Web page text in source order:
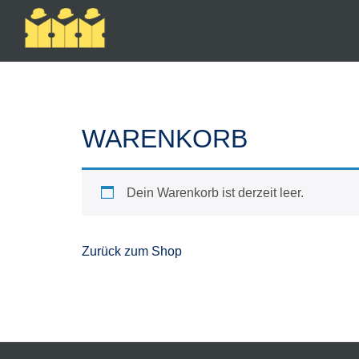
WARENKORB
Dein Warenkorb ist derzeit leer.
Zurück zum Shop